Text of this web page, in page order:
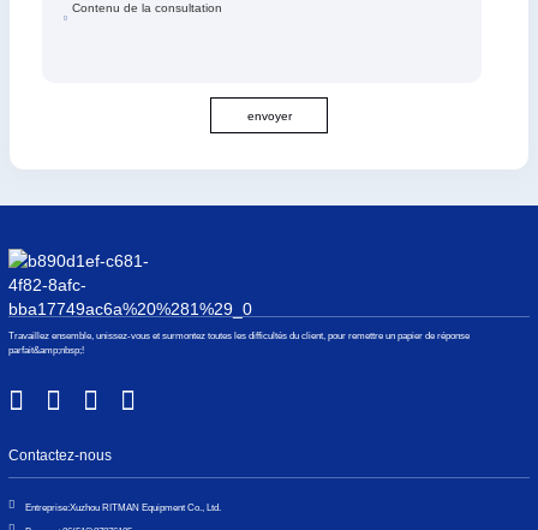
Contenu de la consultation
envoyer
Travaillez ensemble, unissez-vous et surmontez toutes les difficultés du client, pour remettre un papier de réponse
parfait&amp;nbsp;!
Contactez-nous
Entreprise:Xuzhou RITMAN Equipment Co., Ltd.